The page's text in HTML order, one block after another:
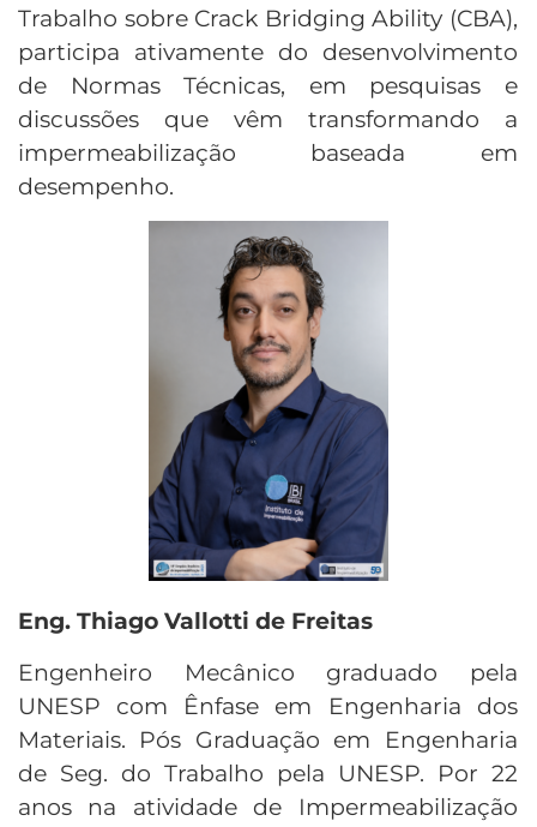
Trabalho sobre Crack Bridging Ability (CBA),
participa ativamente do desenvolvimento
de Normas Técnicas, em pesquisas e
discussões que vêm transformando a
impermeabilização baseada em
desempenho.
Eng. Thiago Vallotti de Freitas
Engenheiro Mecânico graduado pela
UNESP com Ênfase em Engenharia dos
Materiais. Pós Graduação em Engenharia
de Seg. do Trabalho pela UNESP. Por 22
anos na atividade de Impermeabilização